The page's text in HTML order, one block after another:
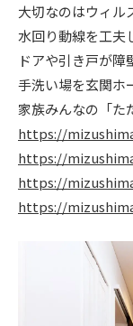
ニュース
大切なのはウィル
水回り動線を工夫
ドアや引き戸が障
手洗い場を玄関ホ
家族みんなの「た
https://
https://
https://
https://